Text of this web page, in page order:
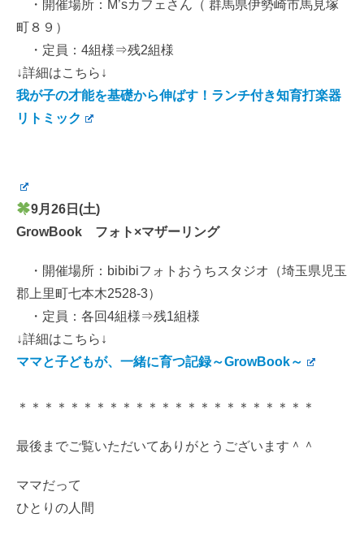
・開催場所：M’sカフェさん（ 群馬県伊勢崎市馬見塚
町８９）
・定員：4組様⇒残2組様
↓詳細はこちら↓
我が子の才能を基礎から伸ばす！ランチ付き知育打楽器
リトミック
9月26日(土)
GrowBook フォト×マザーリング
・開催場所：bibibiフォトおうちスタジオ（埼玉県児玉
郡上里町七本木2528-3）
・定員：各回4組様⇒残1組様
↓詳細はこちら↓
ママと子どもが、一緒に育つ記録～GrowBook～
＊＊＊＊＊＊＊＊＊＊＊＊＊＊＊＊＊＊＊＊＊＊＊
最後までご覧いただいてありがとうございます＾＾
ママだって
ひとりの人間